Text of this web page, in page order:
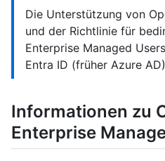
Die Unterstützung von
und der Richtlinie für
Enterprise Managed
Entra ID (früher Azure
Informationen zu
Enterprise